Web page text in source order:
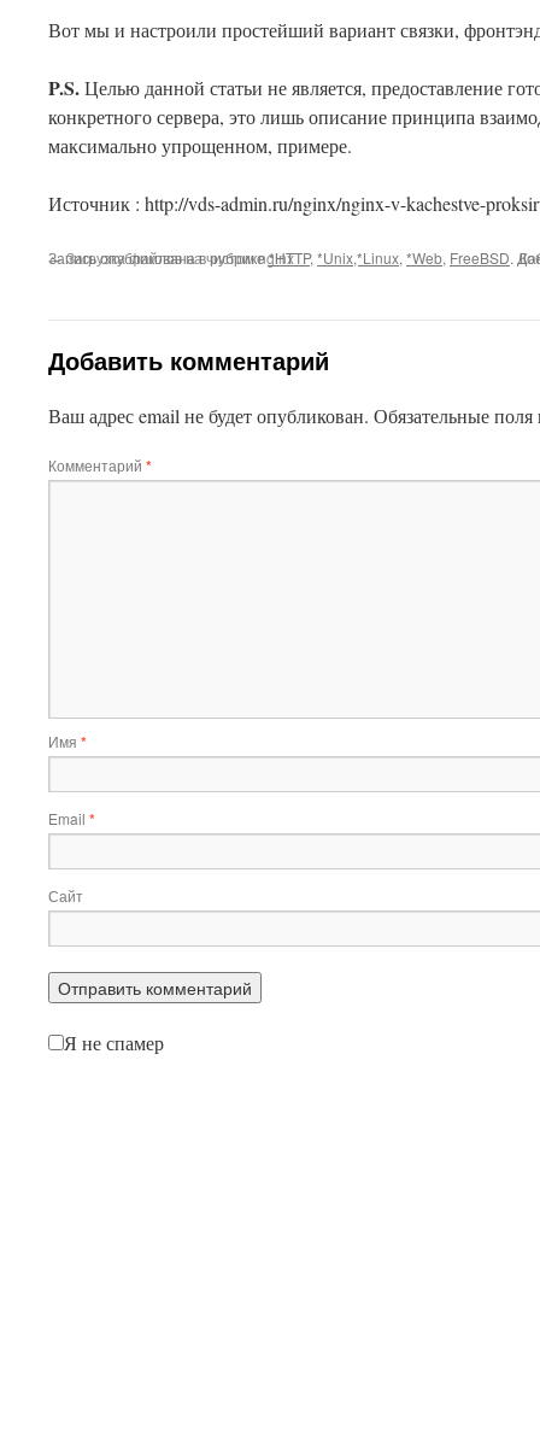
Вот мы и настроили простейший вариант связки,
P.S.Целью данной статьи не является, предоставление
конкретного сервера, это лишь описание принципа
максимально упрощенном, примере.
Источник : http://vds-admin.ru/nginx/nginx-v-kachestve-
Запись опубликована в рубрике*HTTP, *Unix,*Linux, *Web, FreeBSD.
←Загрузка файлов на чистом nginx
Добавить комментарий
Ваш адрес email не будет опубликован. Обязательные
Комментарий *
Имя *
Email *
Сайт
Я не спамер
This plugin created byAlexei91